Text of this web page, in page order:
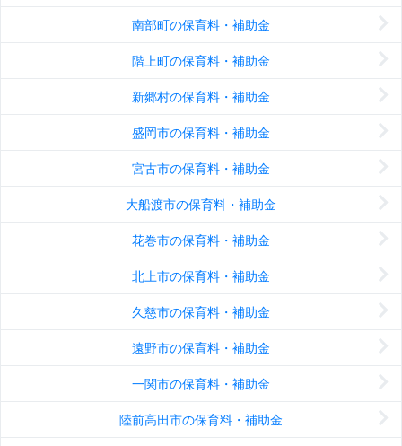
南部町の保育料・補助金
階上町の保育料・補助金
新郷村の保育料・補助金
盛岡市の保育料・補助金
宮古市の保育料・補助金
大船渡市の保育料・補助金
花巻市の保育料・補助金
北上市の保育料・補助金
久慈市の保育料・補助金
遠野市の保育料・補助金
一関市の保育料・補助金
陸前高田市の保育料・補助金